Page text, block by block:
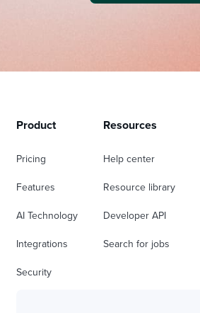
Product
Pricing
Features
AI Technology
Integrations
Security
Resources
Help center
Resource library
Developer API
Search for jobs